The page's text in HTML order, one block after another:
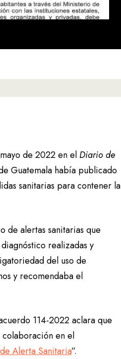
de 2022 en el Diario de
Guatemala había publicado
sanitarias para contener la
de alertas sanitarias que
realizadas y
del uso de
y recomendaba el
114-2022 aclara que
colaboración en el
Alerta Sanitaria”.